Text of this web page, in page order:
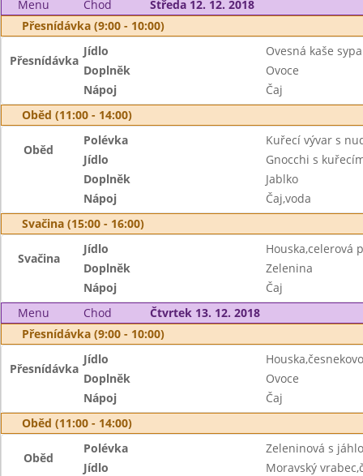
Menu
Chod
Středa 12. 12. 2018
Přesnídávka (9:00 - 10:00)
Přesnídávka
Jídlo
Ovesná kaše
Doplněk
Ovoce
Nápoj
Čaj
Oběd (11:00 - 14:00)
Oběd
Polévka
Kuřecí vývar s
Jídlo
Gnocchi s
Doplněk
Jablko
Nápoj
Čaj,voda
Svačina (15:00 - 16:00)
Svačina
Jídlo
Houska,celerová
Doplněk
Zelenina
Nápoj
Čaj
Menu
Chod
Čtvrtek 13. 12. 2018
Přesnídávka (9:00 - 10:00)
Přesnídávka
Jídlo
Doplněk
Ovoce
Nápoj
Čaj
Oběd (11:00 - 14:00)
Oběd
Polévka
Zeleninová s
Jídlo
Moravský